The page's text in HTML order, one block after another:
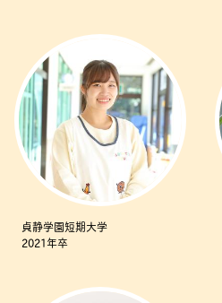
貞静学園短期大学
2021年卒